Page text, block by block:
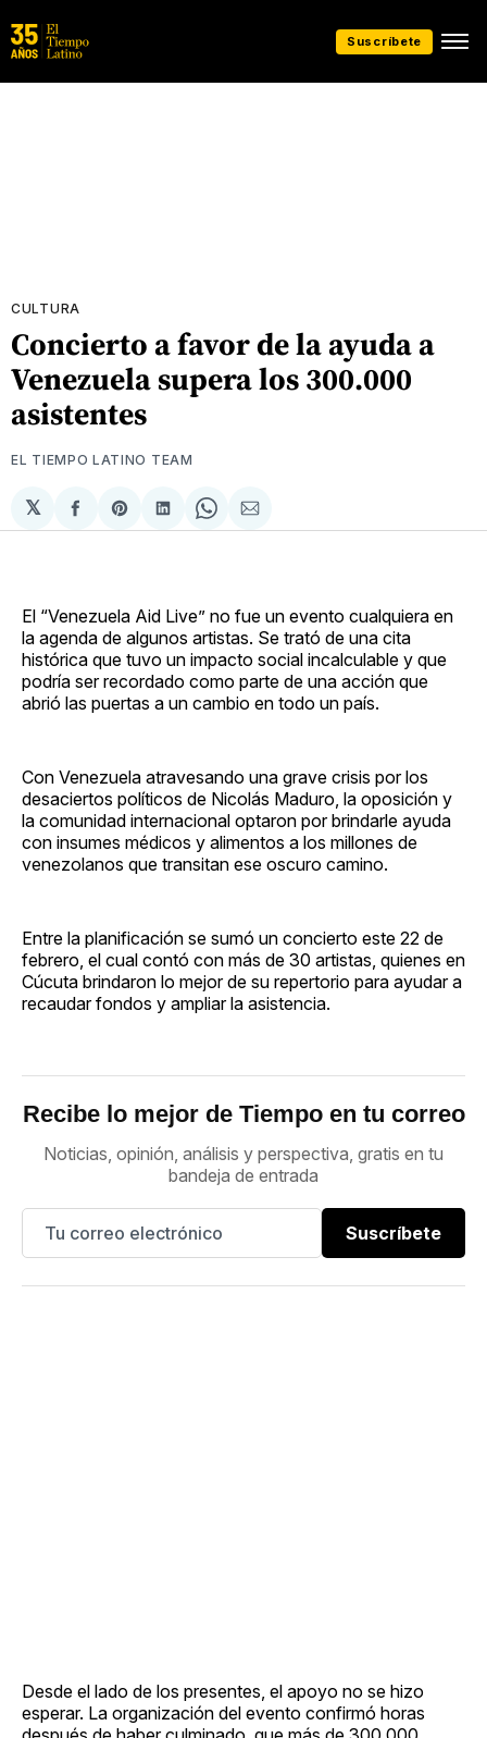
Suscríbete
CULTURA
Concierto a favor de la ayuda a
Venezuela supera los 300.000
asistentes
EL TIEMPO LATINO TEAM
𝕏
Compartir
en
Share
on
Compartir
en
Share
on
Compartir
via
El “Venezuela Aid Live” no fue un evento cualquiera en
la agenda de algunos artistas. Se trató de una cita
histórica que tuvo un impacto social incalculable y que
podría ser recordado como parte de una acción que
abrió las puertas a un cambio en todo un país.
Con Venezuela atravesando una grave crisis por los
desaciertos políticos de Nicolás Maduro, la oposición y
la comunidad internacional optaron por brindarle ayuda
con insumes médicos y alimentos a los millones de
venezolanos que transitan ese oscuro camino.
Entre la planificación se sumó un concierto este 22 de
febrero, el cual contó con más de 30 artistas, quienes en
Cúcuta brindaron lo mejor de su repertorio para ayudar a
recaudar fondos y ampliar la asistencia.
Recibe lo mejor de Tiempo en tu correo
Noticias, opinión, análisis y perspectiva, gratis en tu
bandeja de entrada
Suscríbete
Desde el lado de los presentes, el apoyo no se hizo
esperar. La organización del evento confirmó horas